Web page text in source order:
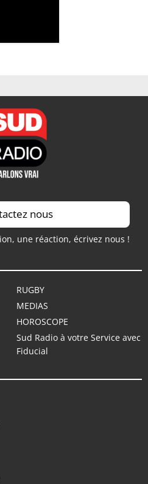
nous
une réaction, écrivez nous !
RUGBY
MEDIAS
HOROSCOPE
Sud Radio à votre Service avec
Fiducial